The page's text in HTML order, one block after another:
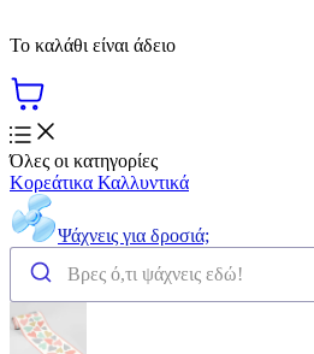
Το καλάθι είναι άδειο
Όλες οι κατηγορίες
Κορεάτικα Καλλυντικά
Ψάχνεις για δροσιά;